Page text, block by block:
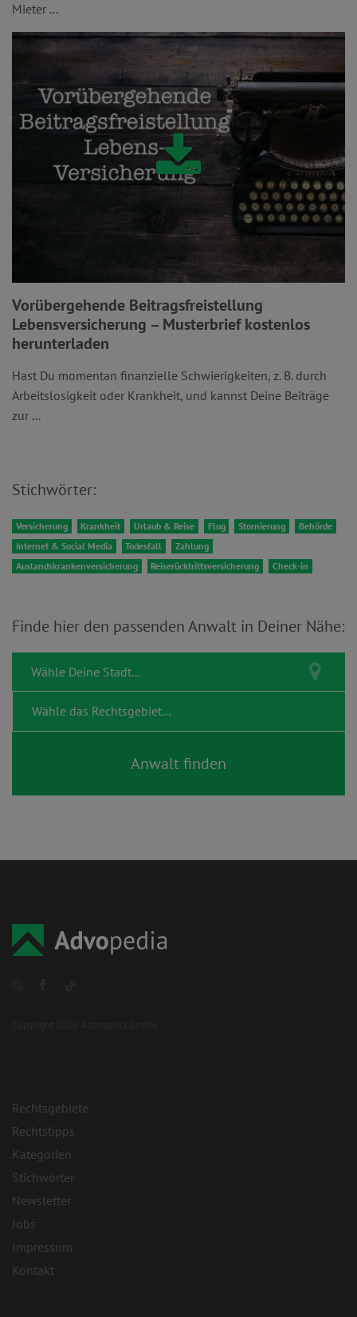
Mieter ...
Vorübergehende Beitragsfreistellung
Lebensversicherung – Musterbrief kostenlos
herunterladen
Hast Du momentan finanzielle Schwierigkeiten, z. B. durch
Arbeitslosigkeit oder Krankheit, und kannst Deine Beiträge
zur ...
Stichwörter:
Versicherung Krankheit Urlaub & Reise Flug Stornierung
Behörde
Internet & Social Media
Todesfall
Zahlung
Auslandskrankenversicherung
Reiserücktrittsversicherung Check-in
Finde hier den passenden Anwalt in Deiner Nähe:
Rechtsgebiete
Rechtstipps
Kategorien
Stichwörter
Newsletter
Jobs
Impressum
Kontakt